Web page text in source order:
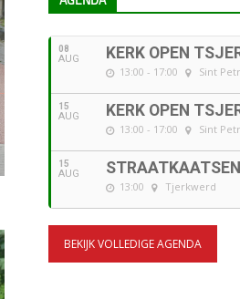
08
AUG KERK OPEN
13:00 - 17:00 Sint
15
AUG KERK OPEN
13:00 - 17:00 Sint
15
AUG STRAATKAATSEN
13:00 Tjerkwerd
BEKIJK VOLLEDIGE AGENDA